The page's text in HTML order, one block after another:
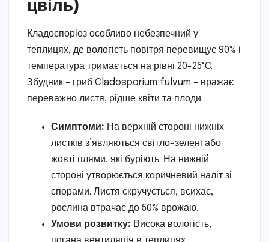
Кладоспоріоз особливо небезпечний у
теплицях, де вологість повітря перевищує 90% і
температура тримається на рівні 20-25°C.
Збудник – гриб Cladosporium fulvum – вражає
переважно листя, рідше квіти та плоди.
Симптоми: На верхній стороні нижніх
листків з’являються світло-зелені або
жовті плями, які буріють. На нижній
стороні утворюється коричневий наліт зі
спорами. Листя скручується, всихає,
рослина втрачає до 50% врожаю.
Умови розвитку: Висока вологість,